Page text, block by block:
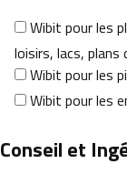
Wibit pour les
loisirs, lacs, plans
Wibit pour les
Wibit pour les
Conseil et